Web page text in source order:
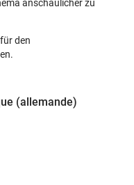
anschaulicher zu
den
(allemande)